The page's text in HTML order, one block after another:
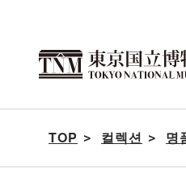
의
문
TOP 컬렉션 명